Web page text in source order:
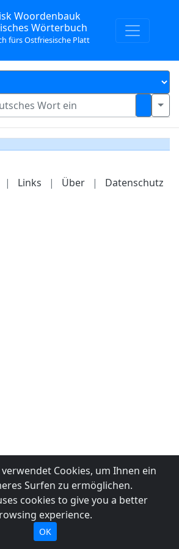
Woordenbauk
Wörterbuch
fürs Ostfriesische Platt
| Links | Über | Datenschutz
Cookies, um Ihnen ein
Surfen zu ermöglichen.
cookies to give you a better
experience.
OK